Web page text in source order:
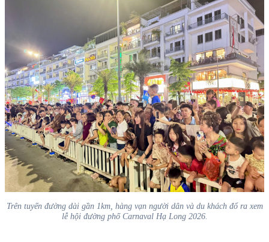
Trên tuyến đường dài gần 1km, hàng vạn người dân và du khách đổ ra xem
lễ hội đường phố Carnaval Hạ Long 2026.